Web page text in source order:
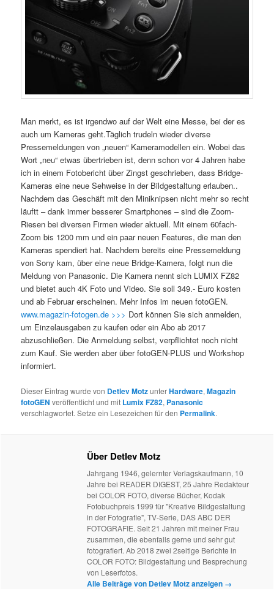
Man merkt, es ist irgendwo auf der Welt eine Messe, bei der es
auch um Kameras geht.Täglich trudeln wieder diverse
Pressemeldungen von „neuen“ Kameramodellen ein. Wobei das
Wort „neu“ etwas übertrieben ist, denn schon vor 4 Jahren habe
ich in einem Fotobericht über Zingst geschrieben, dass Bridge-
Kameras eine neue Sehweise in der Bildgestaltung erlauben..
Nachdem das Geschäft mit den Miniknipsen nicht mehr so recht
läuftt – dank immer besserer Smartphones – sind die Zoom-
Riesen bei diversen Firmen wieder aktuell. Mit einem 60fach-
Zoom bis 1200 mm und ein paar neuen Features, die man den
Kameras spendiert hat. Nachdem bereits eine Pressemeldung
von Sony kam, über eine neue Bridge-Kamera, folgt nun die
Meldung von Panasonic. Die Kamera nennt sich LUMIX FZ82
und bietet auch 4K Foto und Video. Sie soll 349.- Euro kosten
und ab Februar erscheinen. Mehr Infos im neuen fotoGEN.
www.magazin-fotogen.de >>> Dort können Sie sich anmelden,
um Einzelausgaben zu kaufen oder ein Abo ab 2017
abzuschließen. Die Anmeldung selbst, verpflichtet noch nicht
zum Kauf. Sie werden aber über fotoGEN-PLUS und Workshop
informiert.
Dieser Eintrag wurde von Detlev MotzunterHardware,Magazin
fotoGEN veröffentlicht und mit Lumix FZ82, Panasonic
verschlagwortet. Setze ein Lesezeichen für den Permalink.
Über Detlev Motz
Jahrgang 1946, gelernter Verlagskaufmann, 10
Jahre bei READER DIGEST, 25 Jahre Redakteur
bei COLOR FOTO, diverse Bücher, Kodak
Fotobuchpreis 1999 für "Kreative Bildgestaltung
in der Fotografie", TV-Serie, DAS ABC DER
FOTOGRAFIE. Seit 21 Jahren mit meiner Frau
zusammen, die ebenfalls gerne und sehr gut
fotografiert. Ab 2018 zwei 2seitige Berichte in
COLOR FOTO: Bildgestaltung und Besprechung
von Leserfotos.
Alle Beiträge von Detlev Motz anzeigen →